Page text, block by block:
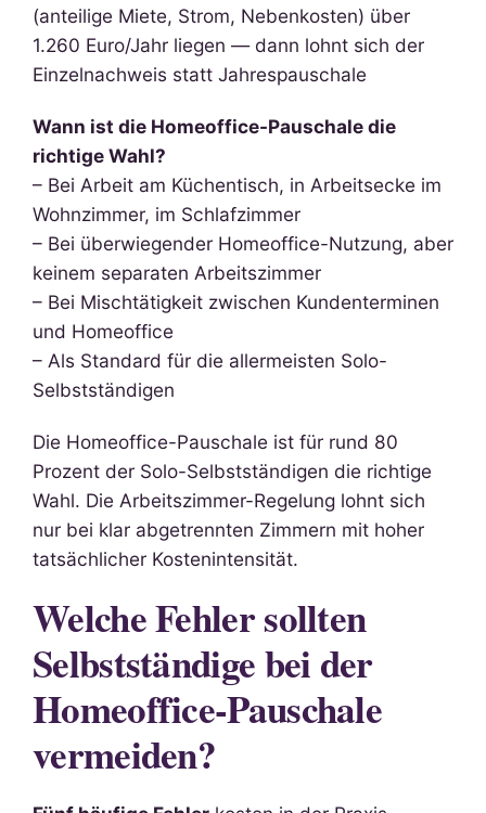
(anteilige Miete, Strom, Nebenkosten) über
1.260 Euro/Jahr liegen — dann lohnt sich der
Einzelnachweis statt Jahrespauschale
Wann ist die Homeoffice-Pauschale die
richtige Wahl?
– Bei Arbeit am Küchentisch, in Arbeitsecke im
Wohnzimmer, im Schlafzimmer
– Bei überwiegender Homeoffice-Nutzung, aber
keinem separaten Arbeitszimmer
– Bei Mischtätigkeit zwischen Kundenterminen
und Homeoffice
– Als Standard für die allermeisten Solo-
Selbstständigen
Die Homeoffice-Pauschale ist für rund 80
Prozent der Solo-Selbstständigen die richtige
Wahl. Die Arbeitszimmer-Regelung lohnt sich
nur bei klar abgetrennten Zimmern mit hoher
tatsächlicher Kostenintensität.
Welche Fehler sollten
Selbstständige bei der
Homeoffice-Pauschale
vermeiden?